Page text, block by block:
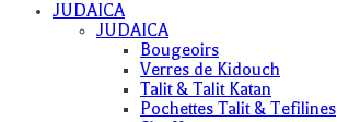
JUDAICA
JUDAICA
Bougeoirs
Verres de Kidouch
Talit & Talit Katan
Pochettes Talit & Tefilines